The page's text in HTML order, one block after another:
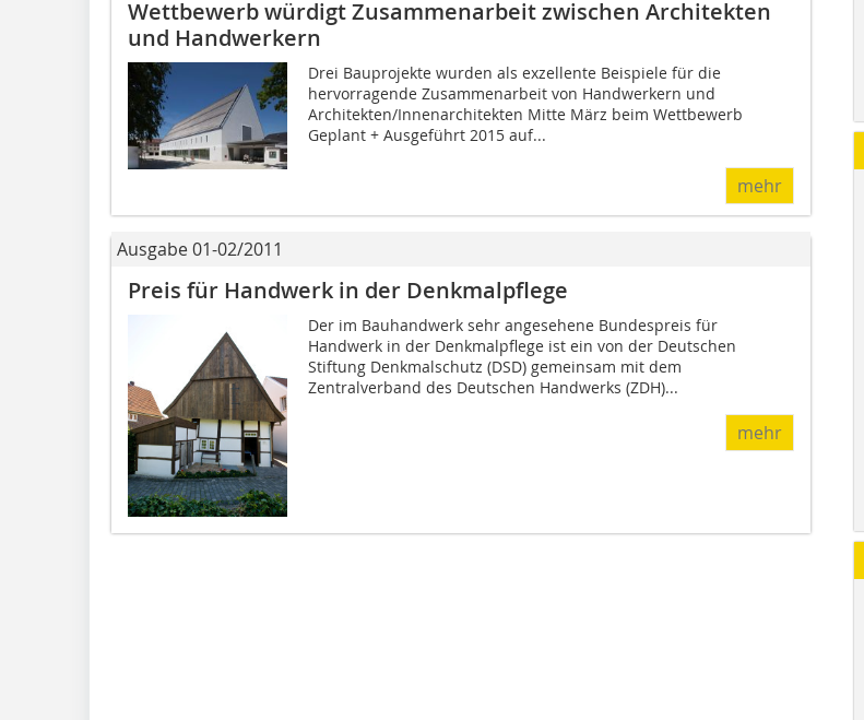
Wettbewerb würdigt Zusammenarbeit zwischen Architekten
und Handwerkern
Drei Bauprojekte wurden als exzellente Beispiele für die
hervorragende Zusammenarbeit von Handwerkern und
Architekten/Innenarchitekten Mitte März beim Wettbewerb
Geplant + Ausgeführt 2015 auf...
mehr
Ausgabe 01-02/2011
Preis für Handwerk in der Denkmalpflege
Der im Bauhandwerk sehr angesehene Bundespreis für
Handwerk in der Denkmalpflege ist ein von der Deutschen
Stiftung Denkmalschutz (DSD) gemeinsam mit dem
Zentralverband des Deutschen Handwerks (ZDH)...
mehr